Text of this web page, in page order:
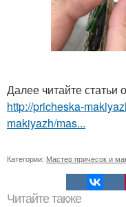
Далее читайте статьи
http://pricheska-
makiyazh/mas...
Категории: Мастер причесок и
Читайте также